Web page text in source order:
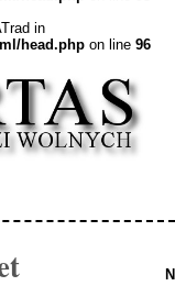
in
head.phpon line 96